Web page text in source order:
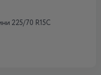
225/70 R15С